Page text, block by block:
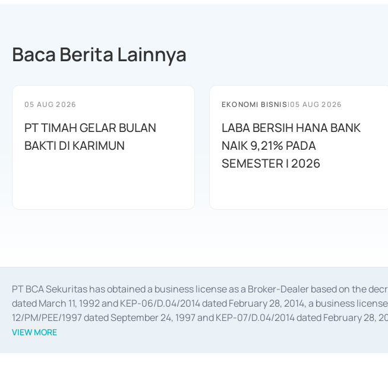
Baca Berita Lainnya
05 AUG 2026
PT TIMAH GELAR BULAN
BAKTI DI KARIMUN
EKONOMI BISNIS|05 AUG 2026
LABA BERSIH HANA BANK
NAIK 9,21% PADA
SEMESTER I 2026
PT BCA Sekuritas has obtained a business license as a Broker-Dealer based on the
dated March 11, 1992 and KEP-06/D.04/2014 dated February 28, 2014, a business
12/PM/PEE/1997 dated September 24, 1997 and KEP-07/D.04/2014 dated February
divestments, and joint ventures based on the decree of the Financial Services
VIEW MORE